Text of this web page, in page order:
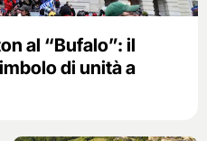
al “Bufalo”: il
di unità a